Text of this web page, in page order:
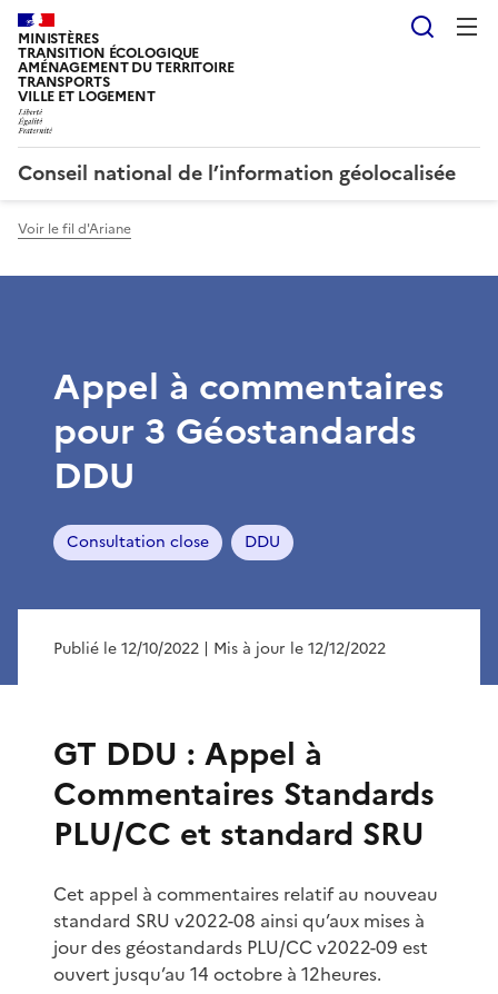
MINISTÈRES
TRANSITION ÉCOLOGIQUE
AMÉNAGEMENT DU TERRITOIRE
TRANSPORTS
VILLE ET LOGEMENT
Conseil national de l’information géolocalisée
Voir le fil d'Ariane
Appel à commentaires
pour 3 Géostandards
DDU
Consultation close DDU
Publié le 12/10/2022 | Mis à jour le 12/12/2022
GT DDU : Appel à
Commentaires Standards
PLU/CC et standard SRU
Cet appel à commentaires relatif au nouveau
standard SRU v2022-08 ainsi qu’aux mises à
jour des géostandards PLU/CC v2022-09 est
ouvert jusqu’au 14 octobre à 12heures.